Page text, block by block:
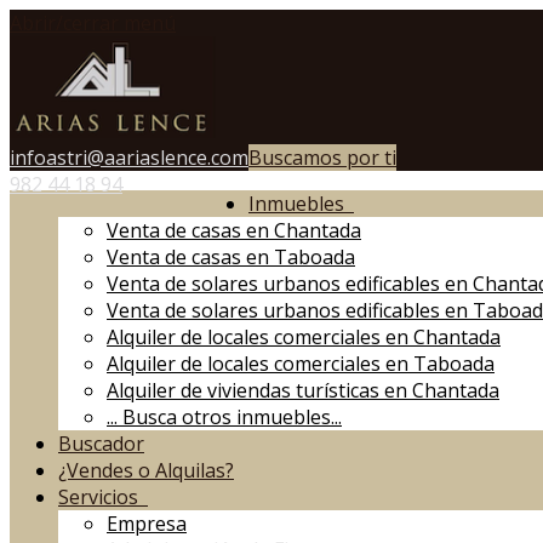
infoastri@aariaslence.com
982 44 18 94
Buscamos por ti
Inmuebles
Venta de casas en Chantada
Venta de casas en Taboada
Venta de solares urbanos edificables en
Venta de solares urbanos edificables en
Alquiler de locales comerciales en Chantada
Alquiler de locales comerciales en Taboada
Alquiler de viviendas turísticas en Chantada
... Busca otros inmuebles...
Buscador
¿Vendes o Alquilas?
Servicios
Empresa